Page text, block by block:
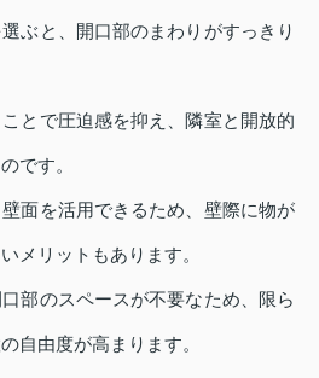
ぶと、開口部のまわりがすっきり
とで圧迫感を抑え、隣室と開放的
です。
面を活用できるため、壁際に物が
メリットもあります。
部のスペースが不要なため、限ら
自由度が高まります。